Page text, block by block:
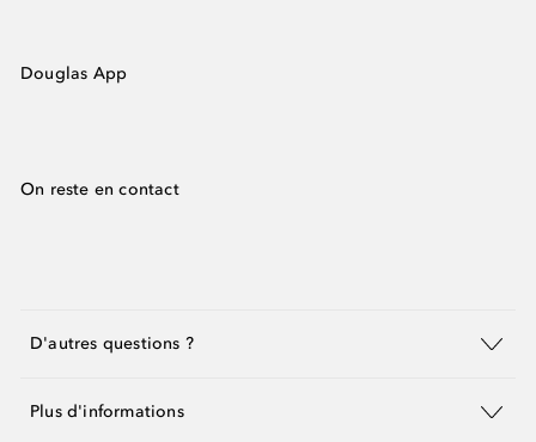
Douglas App
On reste en contact
D'autres questions ?
Plus d'informations